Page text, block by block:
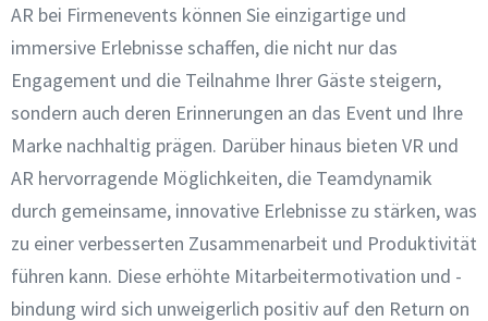
AR bei Firmenevents können Sie einzigartige und
immersive Erlebnisse schaffen, die nicht nur das
Engagement und die Teilnahme Ihrer Gäste steigern,
sondern auch deren Erinnerungen an das Event und Ihre
Marke nachhaltig prägen. Darüber hinaus bieten VR und
AR hervorragende Möglichkeiten, die Teamdynamik
durch gemeinsame, innovative Erlebnisse zu stärken, was
zu einer verbesserten Zusammenarbeit und Produktivität
führen kann. Diese erhöhte Mitarbeitermotivation und -
bindung wird sich unweigerlich positiv auf den Return on